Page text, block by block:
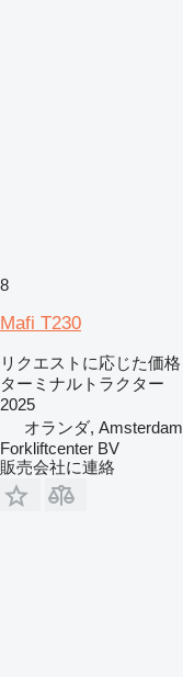
8
Mafi T230
リクエストに応じた価格
ターミナルトラクター
2025
オランダ, Amsterdam
Forkliftcenter BV
販売会社に連絡